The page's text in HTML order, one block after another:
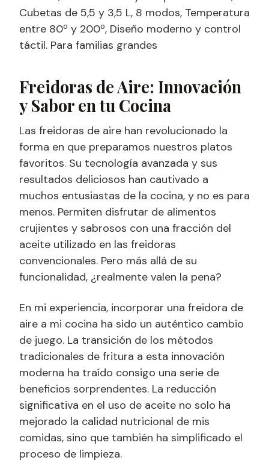
Cubetas de 5,5 y 3,5 L, 8 modos, Temperatura
entre 80º y 200º, Diseño moderno y control
táctil. Para familias grandes
Freidoras de Aire: Innovación
y Sabor en tu Cocina
Las freidoras de aire han revolucionado la
forma en que preparamos nuestros platos
favoritos. Su tecnología avanzada y sus
resultados deliciosos han cautivado a
muchos entusiastas de la cocina, y no es para
menos. Permiten disfrutar de alimentos
crujientes y sabrosos con una fracción del
aceite utilizado en las freidoras
convencionales. Pero más allá de su
funcionalidad, ¿realmente valen la pena?
En mi experiencia, incorporar una freidora de
aire a mi cocina ha sido un auténtico cambio
de juego. La transición de los métodos
tradicionales de fritura a esta innovación
moderna ha traído consigo una serie de
beneficios sorprendentes. La reducción
significativa en el uso de aceite no solo ha
mejorado la calidad nutricional de mis
comidas, sino que también ha simplificado el
proceso de limpieza.